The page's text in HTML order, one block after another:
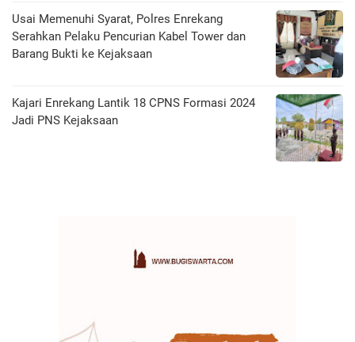
Usai Memenuhi Syarat, Polres Enrekang
Serahkan Pelaku Pencurian Kabel Tower dan
Barang Bukti ke Kejaksaan
Kajari Enrekang Lantik 18 CPNS Formasi 2024
Jadi PNS Kejaksaan